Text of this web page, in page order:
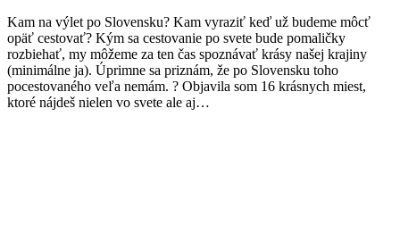
Kam na výlet po Slovensku? Kam vyraziť keď už budeme môcť
opäť cestovať? Kým sa cestovanie po svete bude pomaličky
rozbiehať, my môžeme za ten čas spoznávať krásy našej krajiny
(minimálne ja). Úprimne sa priznám, že po Slovensku toho
pocestovaného veľa nemám. ? Objavila som 16 krásnych miest,
ktoré nájdeš nielen vo svete ale aj…